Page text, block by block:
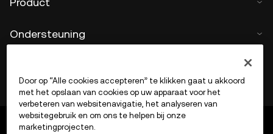
Ondersteuning
Door op “Alle cookies accepteren” te klikken gaat u akkoord
met het opslaan van cookies op uw apparaat voor het
verbeteren van websitenavigatie, het analyseren van
websitegebruik en om ons te helpen bij onze
marketingprojecten.